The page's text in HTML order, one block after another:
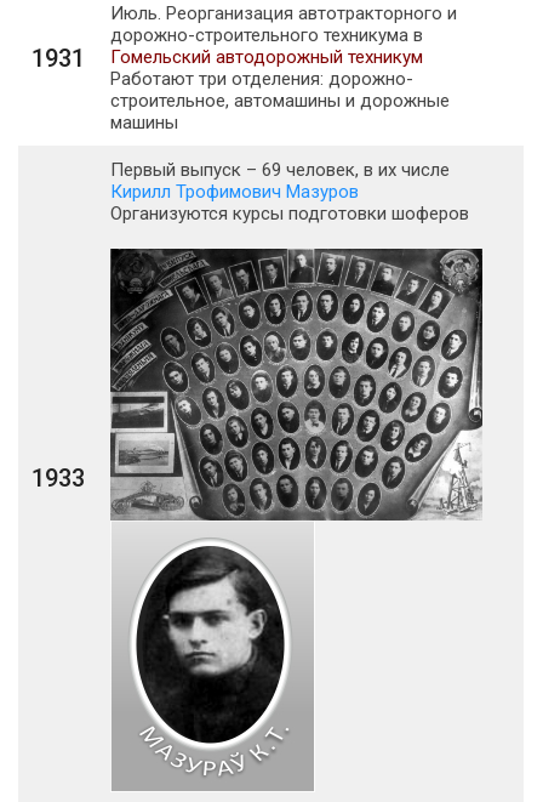
1931
Июль. Реорганизация автотракторного и
дорожно-строительного техникума в
Гомельский автодорожный техникум
Работают три отделения: дорожно-
строительное, автомашины и дорожные
машины
1933
Первый выпуск – 69 человек, в их числе
Кирилл Трофимович Мазуров
Организуются курсы подготовки шоферов